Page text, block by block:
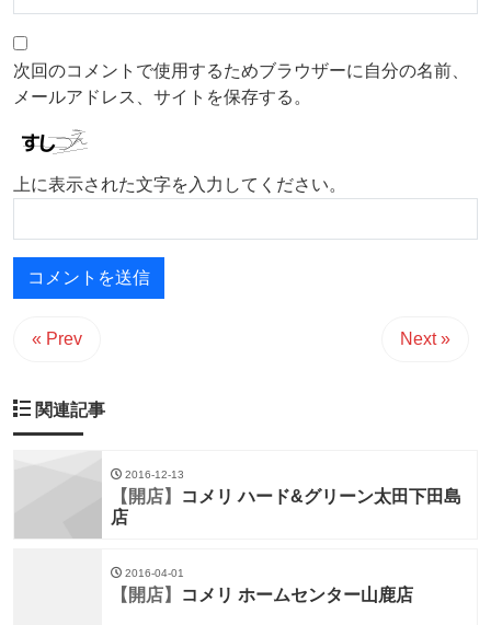
次回のコメントで使用するためブラウザーに自分の名前、
メールアドレス、サイトを保存する。
上に表示された文字を入力してください。
« Prev Next »
関連記事
2016-12-13
【開店】
コメリ ハード&グリーン太田下田島
店
2016-04-01
【開店】 コメリ ホームセンター山鹿店